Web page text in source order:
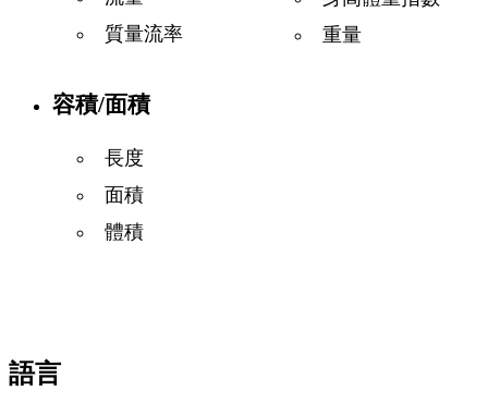
質量流率
容積/面積
長度
面積
體積
重量
語言